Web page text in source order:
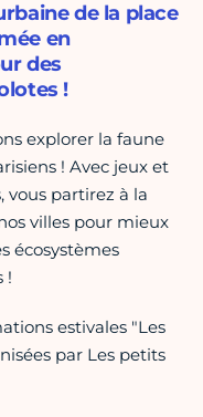
de la place
en
des
!
explorer la faune
! Avec jeux et
vous partirez à la
villes pour mieux
écosystèmes
!
estivales "Les
par Les petits